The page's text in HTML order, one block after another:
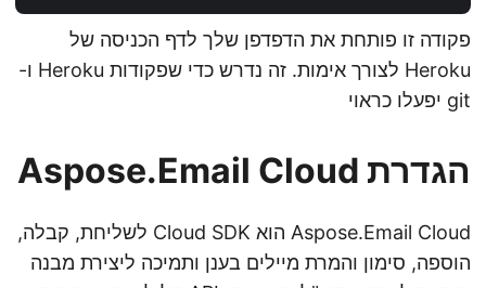
פקודה זו פותחת את הדפדפן שלך לדף הכניסה של
Heroku לצורך אימות. זה נדרש כדי שפקודות Heroku ו-
git יפעלו כראוי
הגדרת Aspose.Email Cloud
Aspose.Email Cloud הוא Cloud SDK לשליחת, קבלה,
הוספה, סימון והמרת מיילים בענן ותמיכה ליצירת מבנה